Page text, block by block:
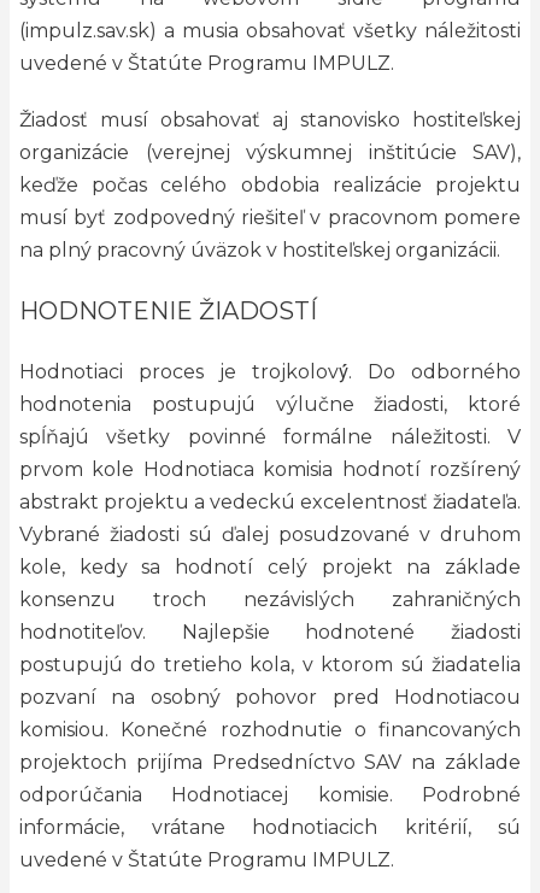
(impulz.sav.sk) a musia obsahovať všetky náležitosti
uvedené v Štatúte Programu IMPULZ.
Žiadosť musí obsahovať aj stanovisko hostiteľskej
organizácie (verejnej výskumnej inštitúcie SAV),
keďže počas celého obdobia realizácie projektu
musí byť zodpovedný riešiteľ v pracovnom pomere
na plný pracovný úväzok v hostiteľskej organizácii.
HODNOTENIE ŽIADOSTÍ
Hodnotiaci proces je trojkolový́. Do odborného
hodnotenia postupujú výlučne žiadosti, ktoré
spĺňajú všetky povinné formálne náležitosti. V
prvom kole Hodnotiaca komisia hodnotí rozšírený
abstrakt projektu a vedeckú excelentnosť žiadateľa.
Vybrané žiadosti sú ďalej posudzované v druhom
kole, kedy sa hodnotí celý projekt na základe
konsenzu troch nezávislých zahraničných
hodnotiteľov. Najlepšie hodnotené žiadosti
postupujú do tretieho kola, v ktorom sú žiadatelia
pozvaní na osobný pohovor pred Hodnotiacou
komisiou. Konečné rozhodnutie o financovaných
projektoch prijíma Predsedníctvo SAV na základe
odporúčania Hodnotiacej komisie. Podrobné
informácie, vrátane hodnotiacich kritérií, sú
uvedené v Štatúte Programu IMPULZ.